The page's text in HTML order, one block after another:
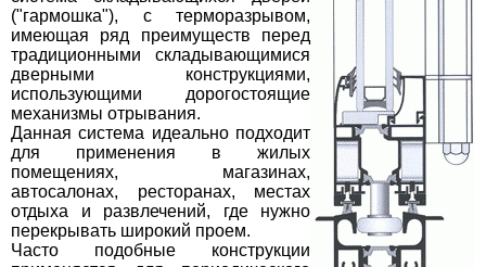
("гармошка"), с терморазрывом,
имеющая ряд преимуществ перед
традиционными складывающимися
дверными конструкциями,
использующими дорогостоящие
механизмы отрывания.
Данная система идеально подходит
для применения в жилых
помещениях, магазинах,
автосалонах, ресторанах, местах
отдыха и развлечений, где нужно
перекрывать широкий проем.
Часто подобные конструкции